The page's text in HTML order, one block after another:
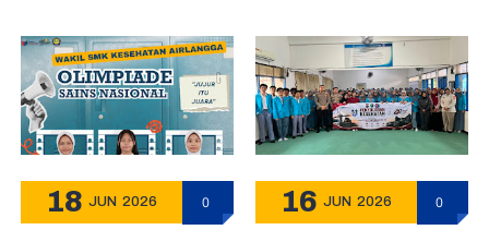
pada bidang lomba
Farmasi tahun 2026
18 JUN 2026 0 16 JUN 2026 0